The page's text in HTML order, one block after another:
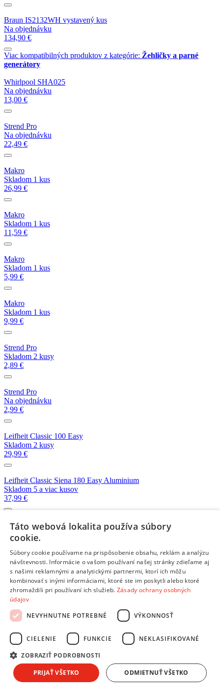
Braun IS2132WH vystavený kus
Na objednávku
134,90 €
Viac kompatibilných produktov z kategórie: Žehličky a parné
generátory
Whirlpool SHA025
Na objednávku
13,00 €
Strend Pro
Na objednávku
22,49 €
Makro
Skladom 1 kus
26,99 €
Makro
Skladom 1 kus
11,59 €
Makro
Skladom 1 kus
5,99 €
Makro
Skladom 1 kus
9,99 €
Strend Pro
Skladom 2 kusy
2,89 €
Strend Pro
Na objednávku
2,99 €
Leifheit Classic 100 Easy
Skladom 2 kusy
29,99 €
Leifheit Classic Siena 180 Easy Aluminium
Skladom 5 a viac kusov
37,99 €
Leifheit Pegasus 160 Solid Slim
Skladom 1 kus
39,99 €
Strend Pro
Skladom 3 kusy
32,99 €
Strend Pro
Skladom 5 a viac kusov
1,29 €
Strend Pro
Skladom 3 kusy
5,99 €
Táto webová lokalita používa súbory
cookie.
Súbory cookie používame na prispôsobenie obsahu, reklám a analýzu
návštevnosti. Informácie o vašom používaní našej stránky zdieľame aj
s našimi reklamnými a analytickými partnermi, ktorí ich môžu
kombinovať s inými informáciami, ktoré ste im poskytli alebo ktoré
zhromaždili pri používaní ich služieb. Zásady ochrany osobných
údajov
NEVYHNUTNE POTREBNÉ
VÝKONNOSŤ
CIELENIE FUNKCIE NEKLASIFIKOVANÉ
ZOBRAZIŤ PODROBNOSTI
PRIJAŤ VŠETKO ODMIETNUŤ VŠETKO